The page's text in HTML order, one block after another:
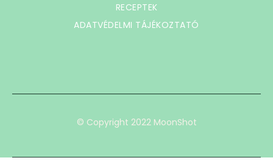
RECEPTEK
ADATVÉDELMI TÁJÉKOZTATÓ
© Copyright 2022 MoonShot